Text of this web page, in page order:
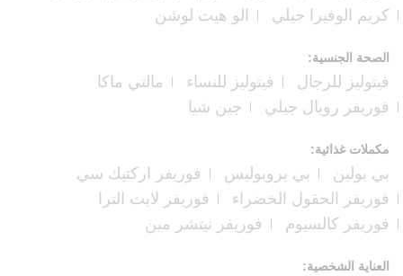
كريم الوفيرا جيلي
الو هيت لوشن
الصحة الجنسية:
فيتوليز للرجال فيتوليز للنساء
مالتي ماكا
فوريفر رويال جيلي
جين شيا
مكملات غذائية:
بي بولين بي بروبوليس
فوريفر اركتيك سي
فوريفر الحقول الخضراء
فوريفر لايت الترا
فوريفر كالسيوم
فوريفر نيتشر مين
العناية الشخصية: